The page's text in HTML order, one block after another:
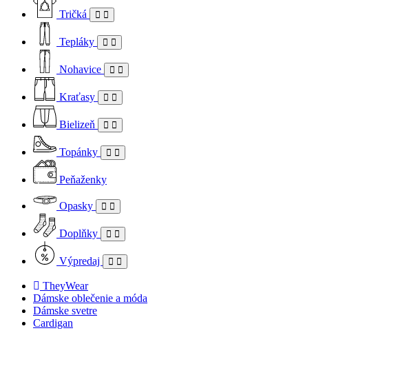
Tričká
Tepláky
Nohavice
Kraťasy
Bielizeň
Topánky
Peňaženky
Opasky
Doplňky
Výpredaj
TheyWear
Dámske oblečenie a móda
Dámske svetre
Cardigan